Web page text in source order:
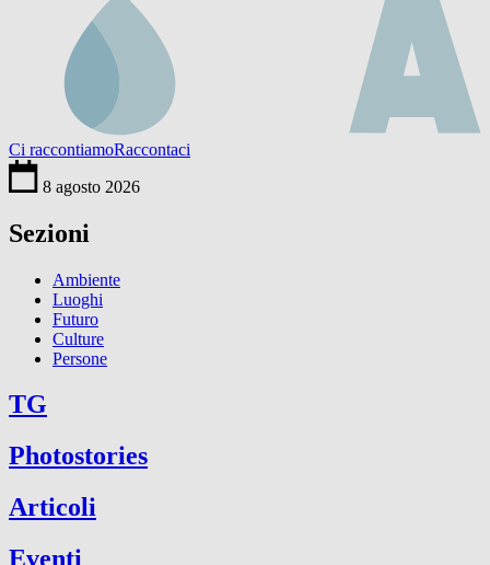
Ci raccontiamoRaccontaci
8 agosto 2026
Sezioni
Ambiente
Luoghi
Futuro
Culture
Persone
TG
Photostories
Articoli
Eventi